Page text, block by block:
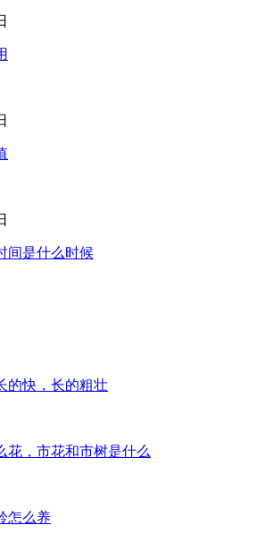
间是什么时候
的快，长的粗壮
花，市花和市树是什么
怎么养